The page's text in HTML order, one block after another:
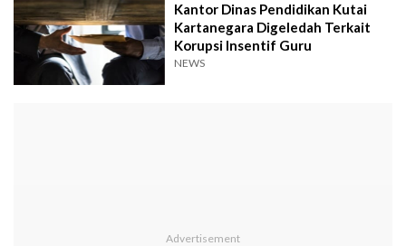
Kantor Dinas Pendidikan Kutai
Kartanegara Digeledah Terkait
Korupsi Insentif Guru
NEWS